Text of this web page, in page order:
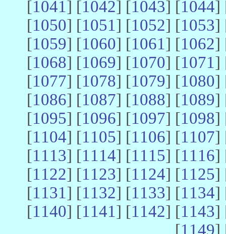
[1041] [1042] [1043] [1044]
[1050] [1051] [1052] [1053]
[1059] [1060] [1061] [1062]
[1068] [1069] [1070] [1071]
[1077] [1078] [1079] [1080]
[1086] [1087] [1088] [1089]
[1095] [1096] [1097] [1098]
[1104] [1105] [1106] [1107]
[1113] [1114] [1115] [1116]
[1122] [1123] [1124] [1125]
[1131] [1132] [1133] [1134]
[1140] [1141] [1142] [1143]
[1149]